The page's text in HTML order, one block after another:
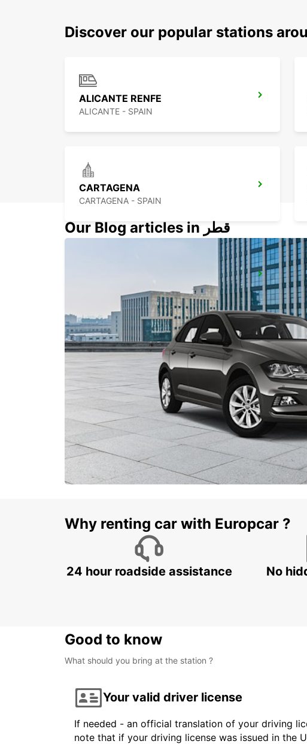
Discover our popular stations
ALICANTE RENFE
ALICANTE - SPAIN
CARTAGENA
CARTAGENA - SPAIN
VALENCIA - POLIGONO DE MANISES
MANISES - SPAIN
Our Blog articles in قطر
Why renting car with Europcar ?
24 hour roadside assistance No
Good to know
What should you bring at the station ?
Your valid driver license
If needed - an official translation of your driving
note that if your driving license was issued in the